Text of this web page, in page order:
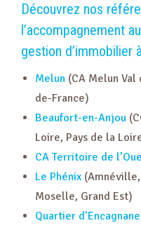
Découvrez nos
l’accompagnement
gestion d’immobilier
Melun (CA Melun
de-France)
Beaufort-en-Anjou
Loire, Pays de la
CA Territoire de
Le Phénix
Moselle, Grand Est)
Quartier d’Encagnane